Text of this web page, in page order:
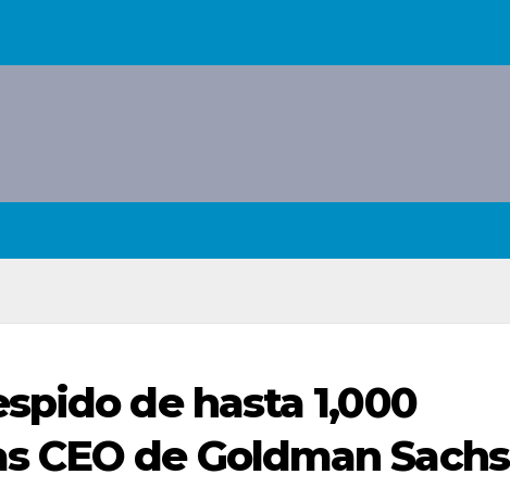
de hasta 1,000
CEO de Goldman Sachs